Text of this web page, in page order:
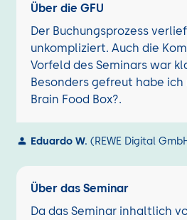
Über die GFU
Der Buchungsprozess
unkompliziert. Auch die
Vorfeld des Seminars war
Besonders gefreut habe ich
Brain Food Box?.
Eduardo W. (REWE Digital
Über das Seminar
Da das Seminar inhaltlich